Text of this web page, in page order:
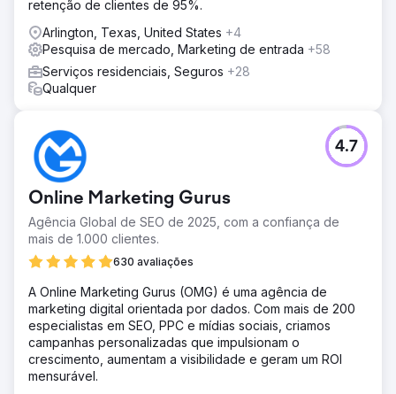
retenção de clientes de 95%.
Arlington, Texas, United States +4
Pesquisa de mercado, Marketing de entrada +58
Serviços residenciais, Seguros +28
Qualquer
Online Marketing Gurus
Agência Global de SEO de 2025, com a confiança de
mais de 1.000 clientes.
630 avaliações
4.7
A Online Marketing Gurus (OMG) é uma agência de
marketing digital orientada por dados. Com mais de 200
especialistas em SEO, PPC e mídias sociais, criamos
campanhas personalizadas que impulsionam o
crescimento, aumentam a visibilidade e geram um ROI
mensurável.